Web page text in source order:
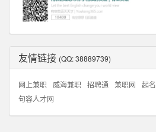
友情链接 (QQ: 38889739)
网上兼职 威海兼职 招聘通 兼职网 起名
句容人才网